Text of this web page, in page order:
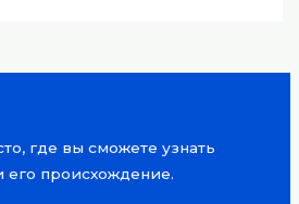
где вы сможете узнать
его происхождение.